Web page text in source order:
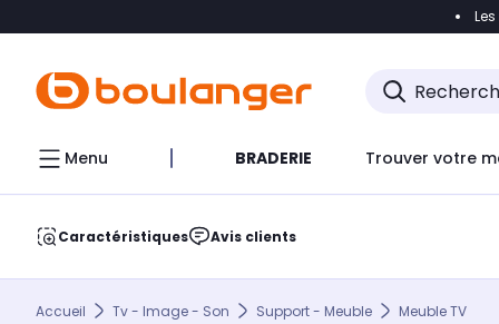
Accéder
Menu BRADERIE Trouver votre
Caractéristiques Avis clients
Accueil Tv - Image - Son Support - Meuble Meuble TV